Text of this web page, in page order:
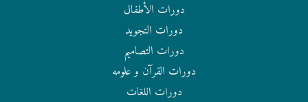
دورات الأطفال
دورات التجويد
دورات التصاميم
دورات القرآن و علومه
دورات اللغات